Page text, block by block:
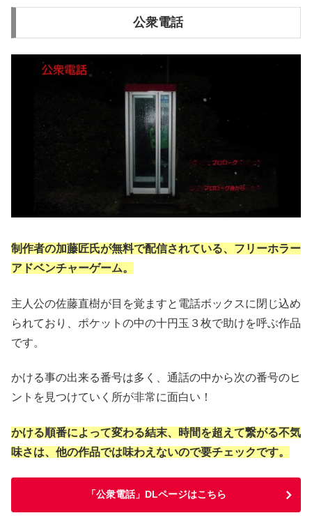
公衆電話
制作者の加藤匠氏が無料で配信されている、フリーホラー
アドベンチャーゲーム。
主人公の佐藤直樹が目を覚ますと電話ボックスに閉じ込め
られており、ポケットの中の十円玉３枚で助けを呼ぶ作品
です。
かける事の出来る番号は多く、通話の中から次の番号のヒ
ントを見つけていく所が非常に面白い！
かける順番によって変わる結末、時間を超えて繋がる不気
味さは、他の作品では味わえないので要チェックです。
「公衆電話」DLページはこちら